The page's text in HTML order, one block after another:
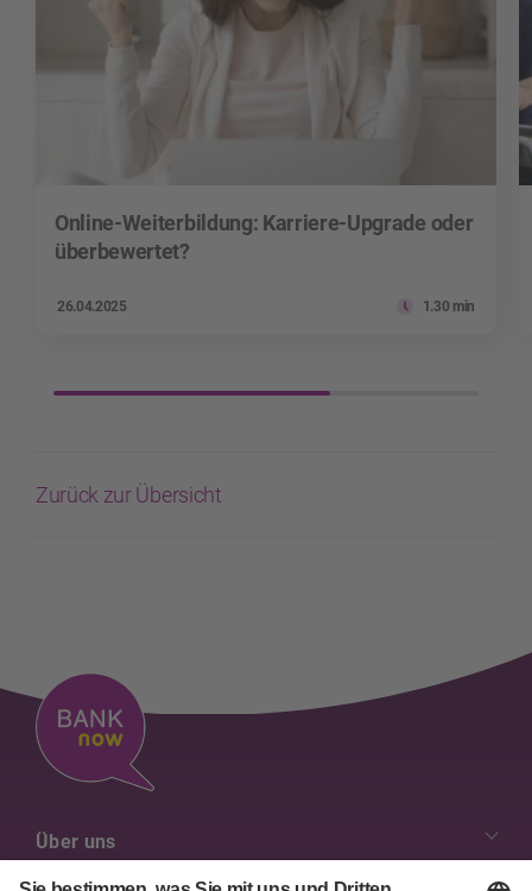
Online-Weiterbildung: Karriere-Upgrade oder
überbewertet?
26.04.2025 1.30 min
Zurück zur Übersicht
Über uns